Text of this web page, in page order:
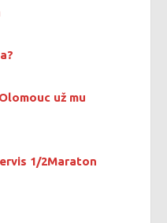
už mu
1/2Maraton